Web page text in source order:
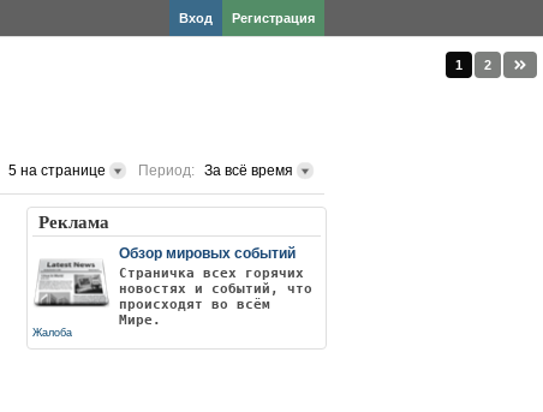
Регистрация
Вход
5 на странице Период: За всё время
1 2
Реклама
Обзор мировых событий
Страничка всех горячих
новостях и событий, что
происходят во всём
Мире.
Жалоба